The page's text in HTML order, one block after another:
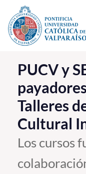
Click acá para ir
La Universidad
Investigación,
PUCV Internacional
Vinculación con el
Admisión
PUCV y
Talleres
Cultural
Los cursos